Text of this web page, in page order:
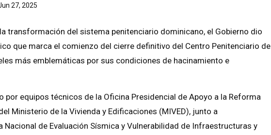
27, 2025
transformación del sistema penitenciario dominicano, el Gobierno dio
que marca el comienzo del cierre definitivo del Centro Penitenciario de
más emblemáticas por sus condiciones de hacinamiento e
por equipos técnicos de la Oficina Presidencial de Apoyo a la Reforma
Ministerio de la Vivienda y Edificaciones (MIVED), junto a
Nacional de Evaluación Sísmica y Vulnerabilidad de Infraestructuras y